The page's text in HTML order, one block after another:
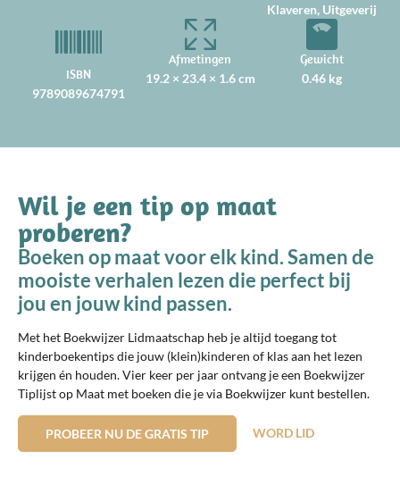
Klaveren, Uitgeverij
ISBN
9789089674791
Afmetingen
19.2 × 23.4 × 1.6 cm
Gewicht
0.46 kg
Wil je een tip op maat
proberen?
Boeken op maat voor elk kind. Samen de
mooiste verhalen lezen die perfect bij
jou en jouw kind passen.
Met het Boekwijzer Lidmaatschap heb je altijd toegang tot
kinderboekentips die jouw (klein)kinderen of klas aan het lezen
krijgen én houden. Vier keer per jaar ontvang je een Boekwijzer
Tiplijst op Maat met boeken die je via Boekwijzer kunt bestellen.
PROBEER NU DE GRATIS TIP WORD LID